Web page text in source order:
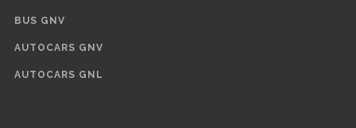
BUS GNV
AUTOCARS GNV
AUTOCARS GNL